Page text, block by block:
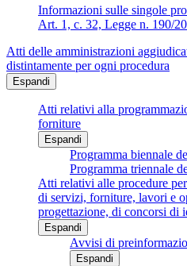
Informazioni sulle singole
Art. 1, c. 32, Legge n. 190/
Atti delle amministrazioni
distintamente per ogni procedura
Espandi
Atti relativi alla
forniture
Espandi
Programma biennale
Programma triennale
Atti relativi alle procedure
di servizi, forniture, lavori e
progettazione, di concorsi di
Espandi
Avvisi di
Espandi